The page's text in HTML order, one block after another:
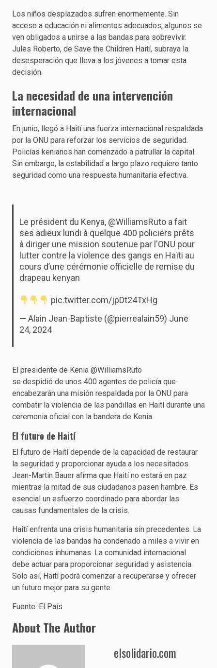
Los niños desplazados sufren enormemente. Sin
acceso a educación ni alimentos adecuados, algunos se
ven obligados a unirse a las bandas para sobrevivir.
Jules Roberto, de Save the Children Haití, subraya la
desesperación que lleva a los jóvenes a tomar esta
decisión.
La necesidad de una intervención
internacional
En junio, llegó a Haití una fuerza internacional respaldada
por la ONU para reforzar los servicios de seguridad.
Policías kenianos han comenzado a patrullar la capital.
Sin embargo, la estabilidad a largo plazo requiere tanto
seguridad como una respuesta humanitaria efectiva.
Le président du Kenya, @WilliamsRutoa fait
ses adieux lundi à quelque 400 policiers prêts
à diriger une mission soutenue par l'ONU pour
lutter contre la violence des gangs en Haïti au
cours d’une cérémonie officielle de remise du
drapeau kenyan
pic.twitter.com/jpDt24TxHg
— Alain Jean-Baptiste (@pierrealain59) June
24, 2024
El presidente de Kenia @WilliamsRuto
se despidió de unos 400 agentes de policía que
encabezarán una misión respaldada por la ONU para
combatir la violencia de las pandillas en Haití durante una
ceremonia oficial con la bandera de Kenia.
El futuro de Haití
El futuro de Haití depende de la capacidad de restaurar
la seguridad y proporcionar ayuda a los necesitados.
Jean-Martin Bauer afirma que Haití no estará en paz
mientras la mitad de sus ciudadanos pasen hambre. Es
esencial un esfuerzo coordinado para abordar las
causas fundamentales de la crisis.
Haití enfrenta una crisis humanitaria sin precedentes. La
violencia de las bandas ha condenado a miles a vivir en
condiciones inhumanas. La comunidad internacional
debe actuar para proporcionar seguridad y asistencia.
Solo así, Haití podrá comenzar a recuperarse y ofrecer
un futuro mejor para su gente.
Fuente: El País
About The Author
elsolidario.com